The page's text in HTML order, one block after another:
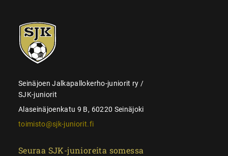
SJK-
juniorit
Seinäjoen Jalkapallokerho-juniorit ry /
SJK-juniorit
Alaseinäjoenkatu 9 B, 60220 Seinäjoki
toimisto@sjk-juniorit.fi
Seuraa SJK-junioreita somessa